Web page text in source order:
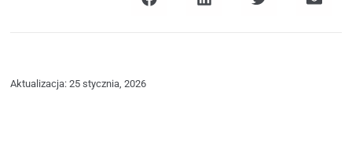
Aktualizacja: 25 stycznia, 2026